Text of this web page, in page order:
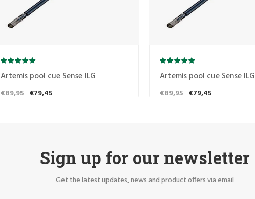
Artemis pool cue Sense ILG
€89,95 €79,45
Artemis pool cue Sense ILG
€89,95 €79,45
Sign up for our newsletter
Get the latest updates, news and product offers via email